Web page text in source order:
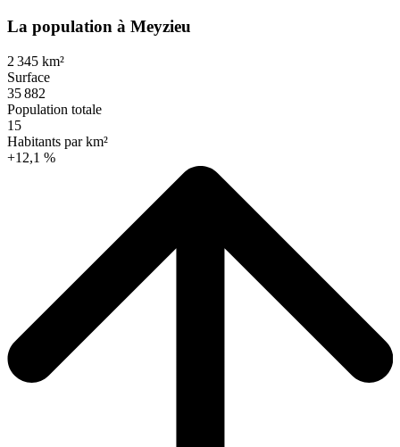
La population à Meyzieu
2 345 km²
Surface
35 882
Population totale
15
Habitants par km²
+12,1 %